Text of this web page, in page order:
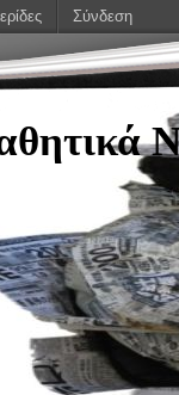
Σύνδεση